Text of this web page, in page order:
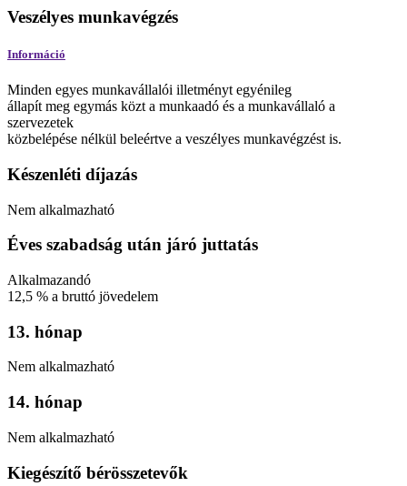
Veszélyes munkavégzés
Információ
Minden egyes munkavállalói illetményt egyénileg
állapít meg egymás közt a munkaadó és a munkavállaló a
szervezetek
közbelépése nélkül beleértve a veszélyes munkavégzést is.
Készenléti díjazás
Nem alkalmazható
Éves szabadság után járó juttatás
Alkalmazandó
12,5 % a bruttó jövedelem
13. hónap
Nem alkalmazható
14. hónap
Nem alkalmazható
Kiegészítő bérösszetevők